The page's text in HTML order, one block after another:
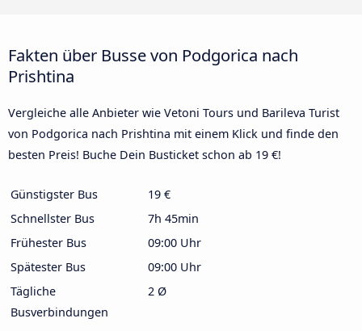
Fakten über Busse von Podgorica nach
Prishtina
Vergleiche alle Anbieter wie Vetoni Tours und Barileva Turist
von Podgorica nach Prishtina mit einem Klick und finde den
besten Preis! Buche Dein Busticket schon ab 19 €!
Günstigster Bus
19 €
Schnellster Bus
7h 45min
Frühester Bus
09:00 Uhr
Spätester Bus
09:00 Uhr
Tägliche
Busverbindungen
2 Ø